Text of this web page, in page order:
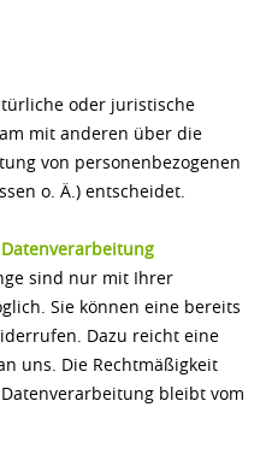
oder juristische
mit anderen über die
von personenbezogenen
o. Ä.) entscheidet.
sind nur mit Ihrer
Sie können eine bereits
Dazu reicht eine
uns. Die Rechtmäßigkeit
bleibt vom